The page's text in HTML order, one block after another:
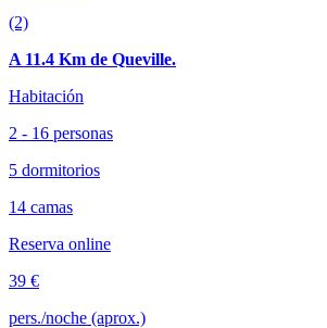
(2)
A 11.4 Km de Queville.
Habitación
2 - 16 personas
5 dormitorios
14 camas
Reserva online
39 €
pers./noche (aprox.)